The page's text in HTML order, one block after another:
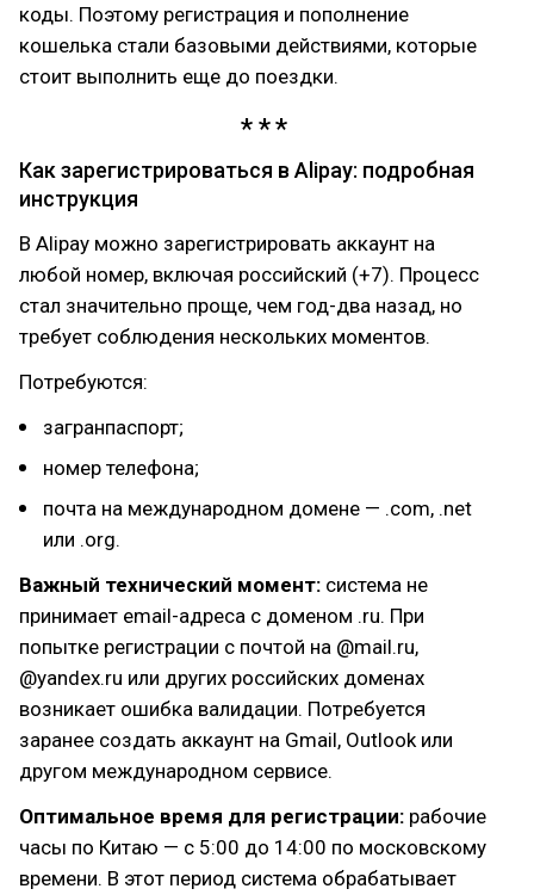
коды. Поэтому регистрация и пополнение
кошелька стали базовыми действиями, которые
стоит выполнить еще до поездки.
Как зарегистрироваться в Alipay: подробная
инструкция
В Alipay можно зарегистрировать аккаунт на
любой номер, включая российский (+7). Процесс
стал значительно проще, чем год-два назад, но
требует соблюдения нескольких моментов.
Потребуются:
загранпаспорт;
номер телефона;
почта на международном домене — .com, .net
или .org.
Важный технический момент: система не
принимает email-адреса с доменом .ru. При
попытке регистрации с почтой на @mail.ru,
@yandex.ru или других российских доменах
возникает ошибка валидации. Потребуется
заранее создать аккаунт на Gmail, Outlook или
другом международном сервисе.
Оптимальное время для регистрации: рабочие
часы по Китаю — с 5:00 до 14:00 по московскому
времени. В этот период система обрабатывает